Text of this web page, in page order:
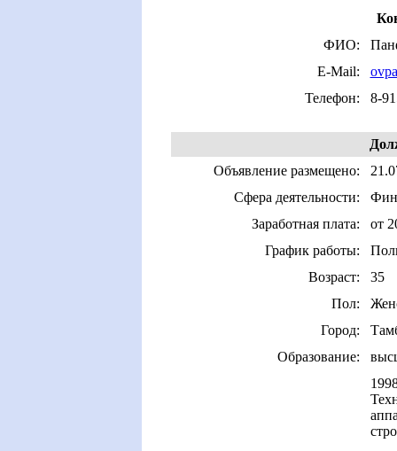
ФИО:
E-Mail:
Телефон:
8-
Объявление размещено:
Сфера деятельности:
Заработная плата:
от
График работы:
Возраст:
35
Пол:
Город:
Образование: